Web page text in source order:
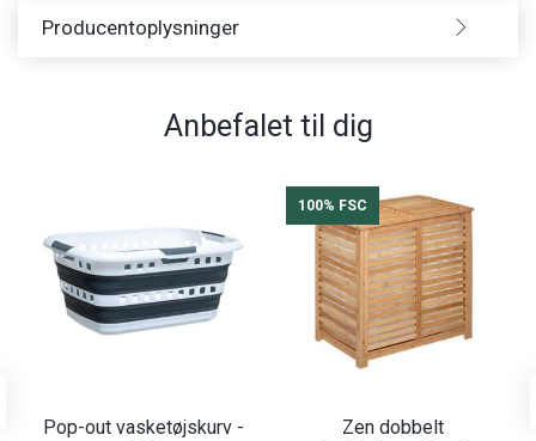
Producentoplysninger
Anbefalet til dig
Pop-out vasketøjskurv -
100% FSC
Zen dobbelt